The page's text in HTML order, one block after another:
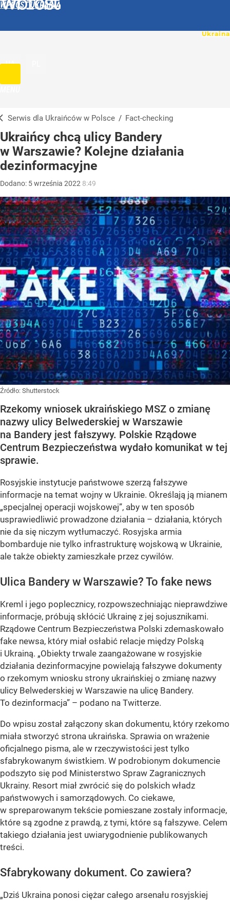
WPROST UKRAINA
UA
Serwis dla Ukraińców w Polsce / Fact-checking
Ukraińcy chcą ulicy Bandery
w Warszawie? Kolejne działania
dezinformacyjne
Dodano: 5września 2022 8:49
Źródło: Shutterstock
Rzekomy wniosek ukraińskiego MSZ o zmianę
nazwy ulicy Belwederskiej w Warszawie
na Bandery jest fałszywy. Polskie Rządowe
Centrum Bezpieczeństwa wydało komunikat w tej
sprawie.
Rosyjskie instytucje państwowe szerzą fałszywe
informacje na temat wojny w Ukrainie. Określają ją mianem
„specjalnej operacji wojskowej”, aby w ten sposób
usprawiedliwić prowadzone działania – działania, których
nie da się niczym wytłumaczyć. Rosyjska armia
bombarduje nie tylko infrastrukturę wojskową w Ukrainie,
ale także obiekty zamieszkałe przez cywilów.
Ulica Bandery w Warszawie? To fake news
Kreml i jego poplecznicy, rozpowszechniając nieprawdziwe
informacje, próbują skłócić Ukrainę z jej sojusznikami.
Rządowe Centrum Bezpieczeństwa Polski zdemaskowało
fake newsa, który miał osłabić relacje między Polską
i Ukrainą. „Obiekty trwale zaangażowane w rosyjskie
działania dezinformacyjne powielają fałszywe dokumenty
o rzekomym wniosku strony ukraińskiej o zmianę nazwy
ulicy Belwederskiej w Warszawie na ulicę Bandery.
To dezinformacja” – podano na Twitterze.
Do wpisu został załączony skan dokumentu, który rzekomo
miała stworzyć strona ukraińska. Sprawia on wrażenie
oficjalnego pisma, ale w rzeczywistości jest tylko
sfabrykowanym świstkiem. W podrobionym dokumencie
podszyto się pod Ministerstwo Spraw Zagranicznych
Ukrainy. Resort miał zwrócić się do polskich władz
państwowych i samorządowych. Co ciekawe,
w spreparowanym tekście pomieszane zostały informacje,
które są zgodne z prawdą, z tymi, które są fałszywe. Celem
takiego działania jest uwiarygodnienie publikowanych
treści.
Sfabrykowany dokument. Co zawiera?
„Dziś Ukraina ponosi ciężar całego arsenału rosyjskiej